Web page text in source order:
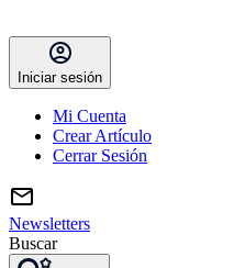
Iniciar sesión
Mi Cuenta
Crear Artículo
Cerrar Sesión
Newsletters
Buscar